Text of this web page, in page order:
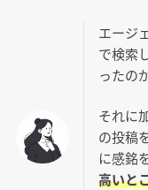
エージ
で検索
ったの
それに
の投稿
に感銘
高いと